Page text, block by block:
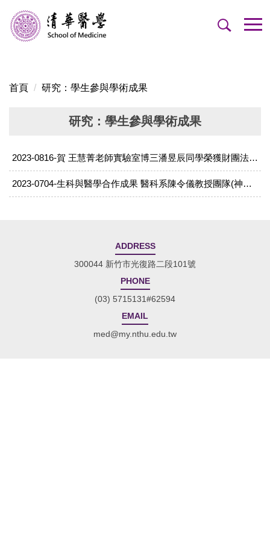
到
主
容
首頁 研究：學生參與學術成果
研究：學生參與學術成果
2023-0816-賀 王慧菁老師實驗室博三潘昱辰同學 榮獲 財團法人肝病防治學術基金會 研究獎助金
2023-0704-生科與醫學合作成果 醫科系陳令儀教授團隊(神睿星)與醫學系謝政達醫師（國泰）合作獲國科會FITI創新創業計畫潛力獎
ADDRESS
300044 新竹市光復路二段101號
PHONE
(03) 5715131#62594
EMAIL
med@my.nthu.edu.tw